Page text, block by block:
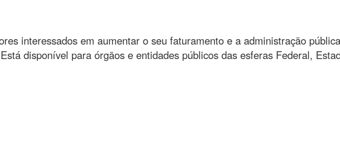
interessados em aumentar o seu faturamento e a administração
disponível para órgãos e entidades públicos das esferas Federal,